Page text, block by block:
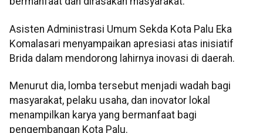
Asisten Administrasi Umum Sekda Kota Palu Eka
Komalasari menyampaikan apresiasi atas inisiatif
Brida dalam mendorong lahirnya inovasi di daerah.
Menurut dia, lomba tersebut menjadi wadah bagi
masyarakat, pelaku usaha, dan inovator lokal
menampilkan karya yang bermanfaat bagi
pengembangan Kota Palu.